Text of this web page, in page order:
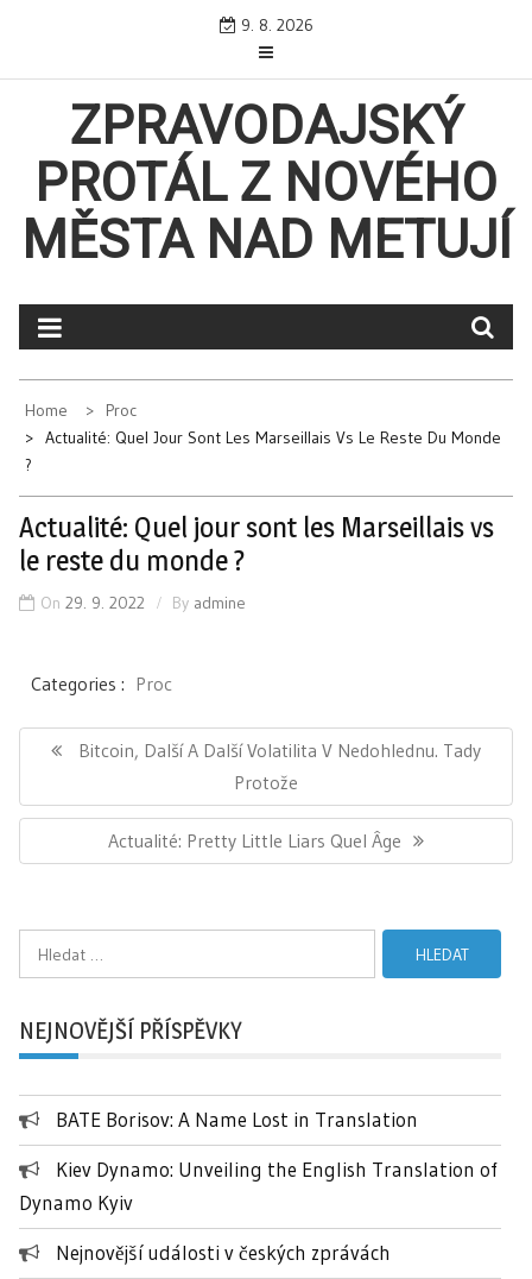
content
9. 8. 2026
ZPRAVODAJSKÝ
PROTÁL Z NOVÉHO
MĚSTA NAD METUJÍ
Home
Proc
Actualité: Quel Jour Sont Les Marseillais Vs Le Reste Du Monde
?
Actualité: Quel jour sont les Marseillais vs
le reste du monde ?
On 29. 9. 2022 By admine
Categories : Proc
Previous
Bitcoin, Další A Další Volatilita V Nedohlednu. Tady
Protože
Next
Post:
Actualité: Pretty Little Liars Quel Âge
Vyhledávání
NEJNOVĚJŠÍ PŘÍSPĚVKY
BATE Borisov: A Name Lost in Translation
Kiev Dynamo: Unveiling the English Translation of
Dynamo Kyiv
Nejnovější události v českých zprávách